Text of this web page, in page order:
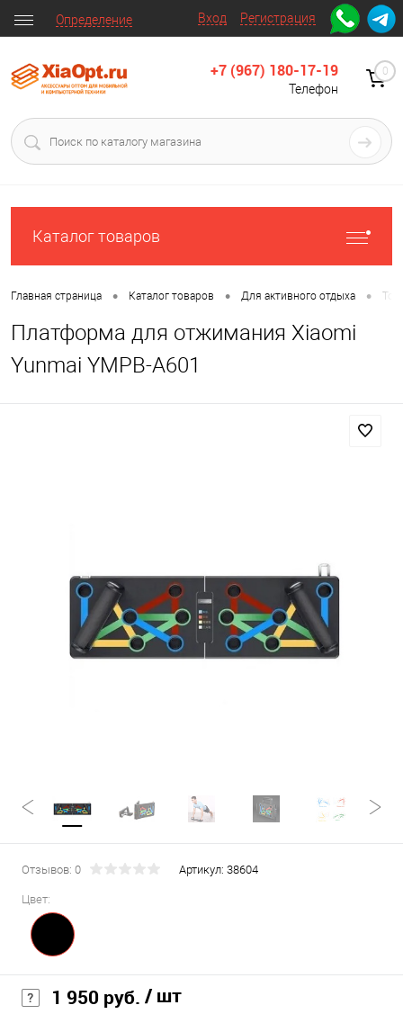
Вход Регистрация
Определение
+7 (967) 180-17-19
Телефон
0
Каталог товаров
Главная страница • Каталог товаров • Для активного отдыха •
Платформа для отжимания Xiaomi
Yunmai YMPB-A601
Отзывов: 0 Артикул: 38604
Цвет:
1 950 руб. / шт